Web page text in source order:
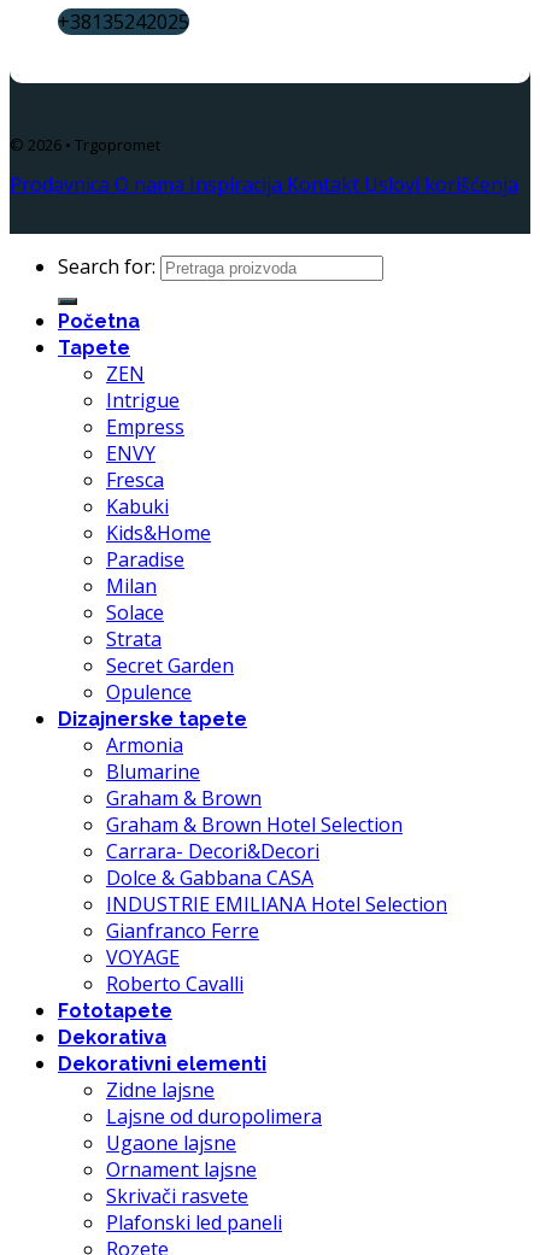
+38135242025
© 2026 • Trgopromet
Prodavnica O nama Inspiracija Kontakt Uslovi korišćenja
Search for:
Početna
Tapete
ZEN
Intrigue
Empress
ENVY
Fresca
Kabuki
Kids&Home
Paradise
Milan
Solace
Strata
Secret Garden
Opulence
Dizajnerske tapete
Armonia
Blumarine
Graham & Brown
Graham & Brown Hotel Selection
Carrara- Decori&Decori
Dolce & Gabbana CASA
INDUSTRIE EMILIANA Hotel Selection
Gianfranco Ferre
VOYAGE
Roberto Cavalli
Fototapete
Dekorativa
Dekorativni elementi
Zidne lajsne
Lajsne od duropolimera
Ugaone lajsne
Ornament lajsne
Skrivači rasvete
Plafonski led paneli
Rozete